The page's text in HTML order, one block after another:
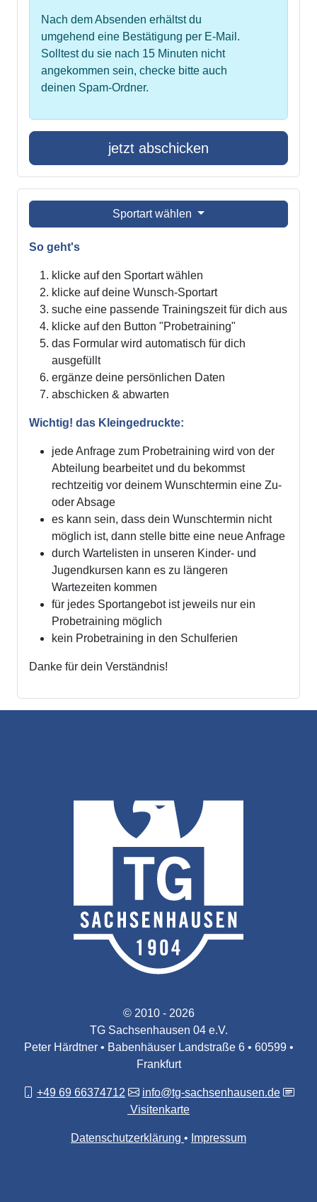
Nach dem Absenden erhältst du
umgehend eine Bestätigung per E-Mail.
Solltest du sie nach 15 Minuten nicht
angekommen sein, checke bitte auch
deinen Spam-Ordner.
jetzt abschicken
Sportart wählen
So geht's
klicke auf den Sportart wählen
klicke auf deine Wunsch-Sportart
suche eine passende Trainingszeit für dich aus
klicke auf den Button "Probetraining"
das Formular wird automatisch für dich
ausgefüllt
ergänze deine persönlichen Daten
abschicken & abwarten
Wichtig! das Kleingedruckte:
jede Anfrage zum Probetraining wird von der
Abteilung bearbeitet und du bekommst
rechtzeitig vor deinem Wunschtermin eine Zu-
oder Absage
es kann sein, dass dein Wunschtermin nicht
möglich ist, dann stelle bitte eine neue Anfrage
durch Wartelisten in unseren Kinder- und
Jugendkursen kann es zu längeren
Wartezeiten kommen
für jedes Sportangebot ist jeweils nur ein
Probetraining möglich
kein Probetraining in den Schulferien
Danke für dein Verständnis!
© 2010 - 2026
TG Sachsenhausen 04 e.V.
Peter Härdtner • Babenhäuser Landstraße 6 • 60599 •
Frankfurt
+49 69 66374712
info@tg-sachsenhausen.de
Visitenkarte
Datenschutzerklärung Impressum